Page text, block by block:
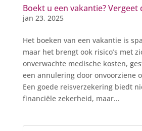
Boekt u een vakantie? Vergeet
jan 23, 2025
Het boeken van een vakantie is
maar het brengt ook risico’s met
onverwachte medische kosten,
een annulering door onvoorziene
Een goede reisverzekering biedt
financiële zekerheid, maar...